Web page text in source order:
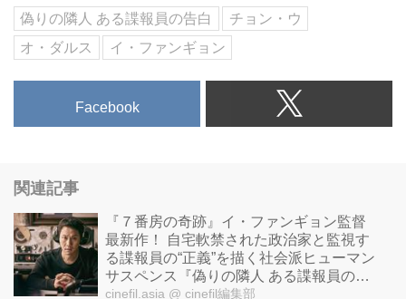
ペンス 9月17日（金）よりシネ
マート新宿ほか全国公開！
偽りの隣人 ある諜報員の告白
チョン・ウ
オ・ダルス
イ・ファンギョン
Facebook
関連記事
『７番房の奇跡』イ・ファンギョン監督
最新作！ 自宅軟禁された政治家と監視す
る諜報員の“正義”を描く社会派ヒューマン
サスペンス『偽りの隣人 ある諜報員の告
白』予告編＆場面写真公開
cinefil.asia @ cinefil編集部